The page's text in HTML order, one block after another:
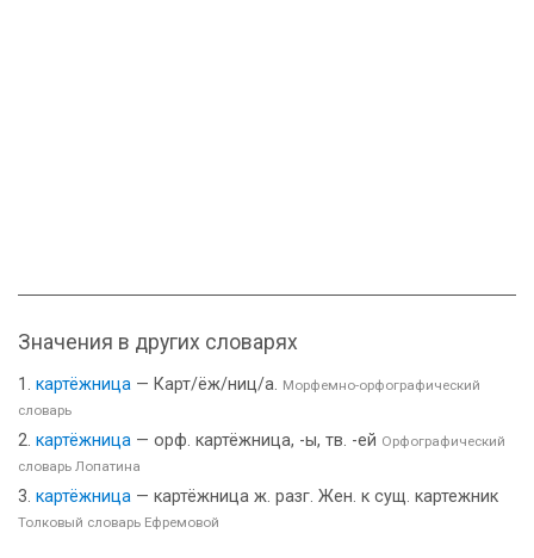
Значения в других словарях
картёжница — Карт/ёж/ниц/а. Морфемно-орфографический
словарь
картёжница — орф. картёжница, -ы, тв. -ей Орфографический
словарь Лопатина
картёжница — картёжница ж. разг. Жен. к сущ. картежник
Толковый словарь Ефремовой